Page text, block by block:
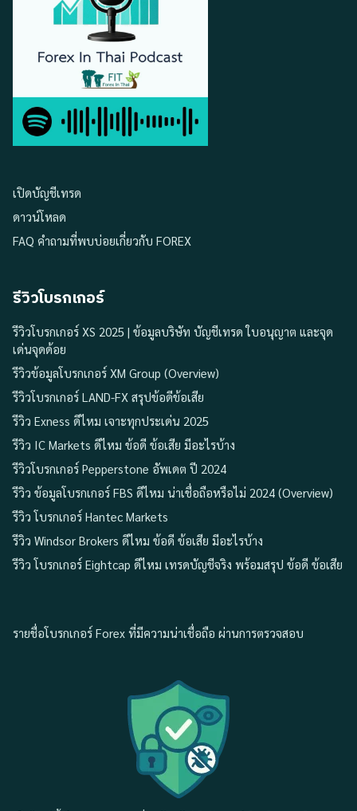
เปิดบัญชีเทรด
ดาวน์โหลด
FAQ คำถามที่พบบ่อยเกี่ยวกับ FOREX
รีวิวโบรกเกอร์
รีวิวโบรกเกอร์ XS 2025 | ข้อมูลบริษัท บัญชีเทรด ใบอนุญาต และจุด
เด่นจุดด้อย
รีวิวข้อมูลโบรกเกอร์ XM Group (Overview)
รีวิวโบรกเกอร์ LAND-FX สรุปข้อดีข้อเสีย
รีวิว Exness ดีไหม เจาะทุกประเด่น 2025
รีวิว IC Markets ดีไหม ข้อดี ข้อเสีย มีอะไรบ้าง
รีวิวโบรกเกอร์ Pepperstone อัพเดต ปี 2024
รีวิว ข้อมูลโบรกเกอร์ FBS ดีไหม น่าเชื่อถือหรือไม่ 2024 (Overview)
รีวิว โบรกเกอร์ Hantec Markets
รีวิว Windsor Brokers ดีไหม ข้อดี ข้อเสีย มีอะไรบ้าง
รีวิว โบรกเกอร์ Eightcap ดีไหม เทรดบัญชีจริง พร้อมสรุป ข้อดี ข้อเสีย
รายชื่อโบรกเกอร์ Forex ที่มีความน่าเชื่อถือ ผ่านการตรวจสอบ